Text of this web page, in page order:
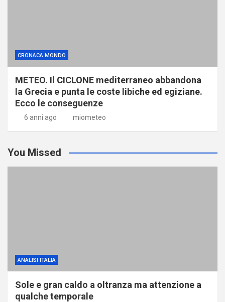
CRONACA MONDO
METEO. Il CICLONE mediterraneo abbandona
la Grecia e punta le coste libiche ed egiziane.
Ecco le conseguenze
6 anni ago miometeo
You Missed
ANALISI ITALIA
Sole e gran caldo a oltranza ma attenzione a
qualche temporale